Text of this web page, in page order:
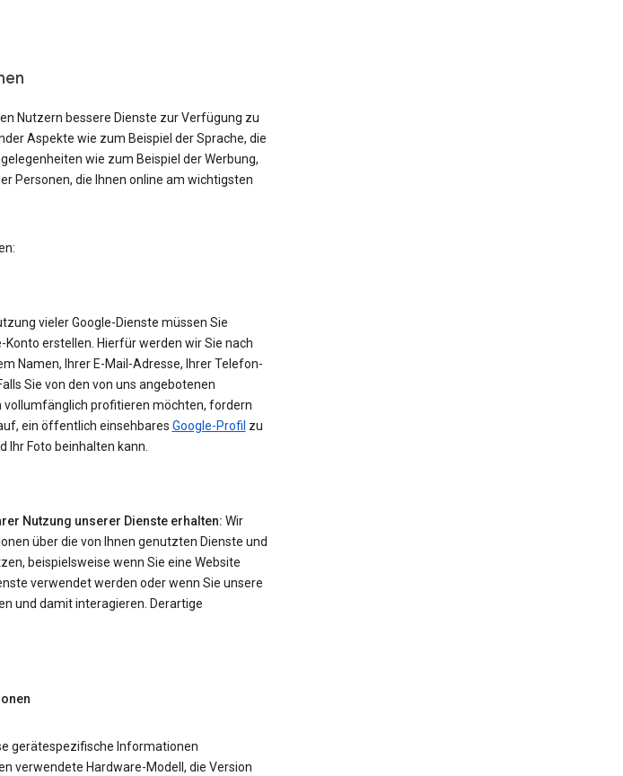
Nutzern bessere Dienste zur Verfügung zu
Aspekte wie zum Beispiel der Sprache, die
wie zum Beispiel der Werbung,
Personen, die Ihnen online am wichtigsten
vieler Google-Dienste müssen Sie
erstellen. Hierfür werden wir Sie nach
Namen, Ihrer E-Mail-Adresse, Ihrer Telefon-
Sie von den von uns angebotenen
vollumfänglich profitieren möchten, fordern
ein öffentlich einsehbares Google-Profil zu
Ihr Foto beinhalten kann.
Nutzung unserer Dienste erhalten: Wir
über die von Ihnen genutzten Dienste und
beispielsweise wenn Sie eine Website
verwendet werden oder wenn Sie unsere
und damit interagieren. Derartige
gerätespezifische Informationen
verwendete Hardware-Modell, die Version